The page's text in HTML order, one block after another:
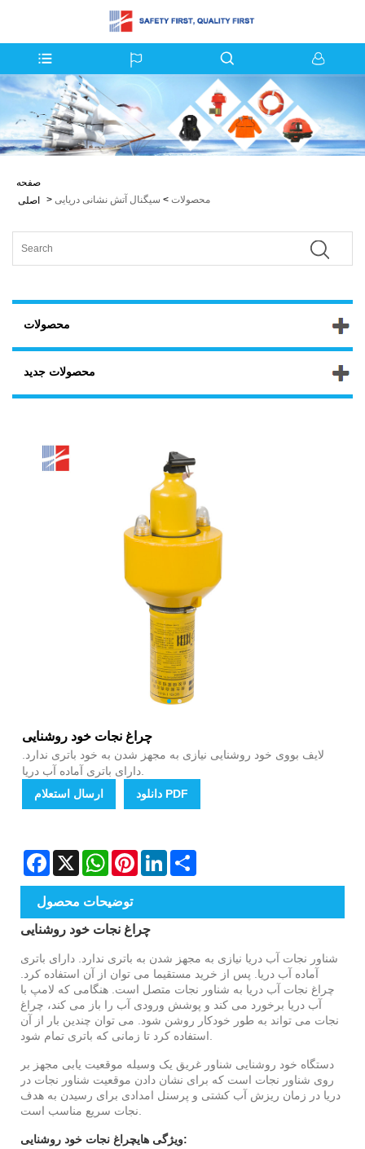
صفحه
اصلی
> محصولات > سیگنال آتش نشانی دریایی
محصولات
محصولات جدید
چراغ نجات خود روشنایی
لایف بووی خود روشنایی نیازی به مجهز شدن به خود باتری ندارد.
ارسال استعلام
دانلود PDF
Facebook
X WhatsAppPinterestLinkedIn
توضیحات محصول
چراغ نجات خود روشنایی
شناور نجات آب دریا نیازی به مجهز شدن به باتری ندارد. دارای باتری
آماده آب دریا. پس از خرید مستقیما می توان از آن استفاده کرد.
چراغ نجات آب دریا به شناور نجات متصل است. هنگامی که لامپ با
آب دریا برخورد می کند و پوشش ورودی آب را باز می کند، چراغ
نجات می تواند به طور خودکار روشن شود. می توان چندین بار از آن
دستگاه خود روشنایی شناور غریق یک وسیله موقعیت یابی مجهز بر
روی شناور نجات است که برای نشان دادن موقعیت شناور نجات در
دریا در زمان ریزش آب کشتی و پرسنل امدادی برای رسیدن به هدف
ویژگی هایچراغ نجات خود روشنایی
: